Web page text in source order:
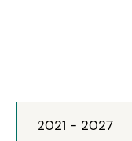
2021 - 2027